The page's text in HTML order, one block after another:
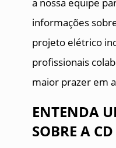
a nossa equipe
informações
projeto elétrico
profissionais
maior prazer em
ENTENDA
SOBRE A